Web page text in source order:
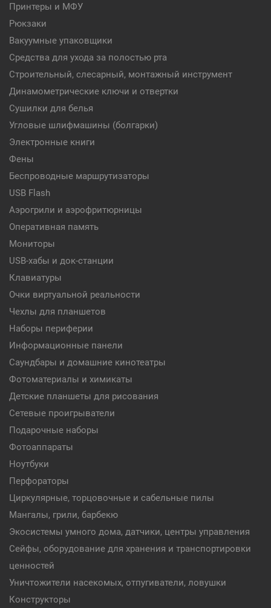
Принтеры и МФУ
Рюкзаки
Вакуумные упаковщики
Средства для ухода за полостью рта
Строительный, слесарный, монтажный инструмент
Динамометрические ключи и отвертки
Сушилки для белья
Угловые шлифмашины (болгарки)
Электронные книги
Фены
Беспроводные маршрутизаторы
USB Flash
Аэрогрили и аэрофритюрницы
Оперативная память
Мониторы
USB-хабы и док-станции
Клавиатуры
Очки виртуальной реальности
Чехлы для планшетов
Наборы периферии
Информационные панели
Саундбары и домашние кинотеатры
Фотоматериалы и химикаты
Детские планшеты для рисования
Сетевые проигрыватели
Подарочные наборы
Фотоаппараты
Ноутбуки
Перфораторы
Циркулярные, торцовочные и сабельные пилы
Мангалы, грили, барбекю
Экосистемы умного дома, датчики, центры управления
Сейфы, оборудование для хранения и транспортировки
ценностей
Уничтожители насекомых, отпугиватели, ловушки
Конструкторы